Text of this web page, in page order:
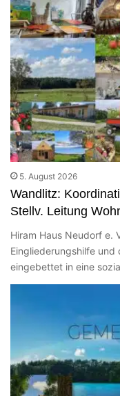
5. August 2026
Wandlitz:
Stellv. Leitung
Hiram Haus Neudorf e.
Eingliederungshilfe
eingebettet in eine